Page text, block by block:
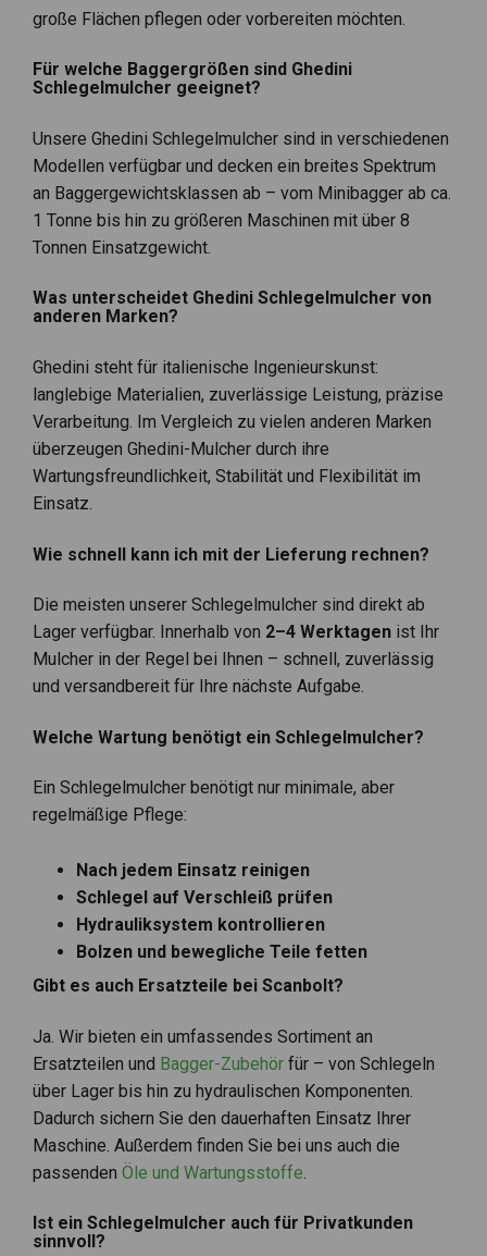
große Flächen pflegen oder vorbereiten möchten.
Für welche Baggergrößen sind Ghedini
Schlegelmulcher geeignet?
Unsere Ghedini Schlegelmulcher sind in verschiedenen
Modellen verfügbar und decken ein breites Spektrum
an Baggergewichtsklassen ab – vom Minibagger ab ca.
1 Tonne bis hin zu größeren Maschinen mit über 8
Tonnen Einsatzgewicht.
Was unterscheidet Ghedini Schlegelmulcher von
anderen Marken?
Ghedini steht für italienische Ingenieurskunst:
langlebige Materialien, zuverlässige Leistung, präzise
Verarbeitung. Im Vergleich zu vielen anderen Marken
überzeugen Ghedini-Mulcher durch ihre
Wartungsfreundlichkeit, Stabilität und Flexibilität im
Einsatz.
Wie schnell kann ich mit der Lieferung rechnen?
Die meisten unserer Schlegelmulcher sind direkt ab
Lager verfügbar. Innerhalb von 2–4 Werktagen ist Ihr
Mulcher in der Regel bei Ihnen – schnell, zuverlässig
und versandbereit für Ihre nächste Aufgabe.
Welche Wartung benötigt ein Schlegelmulcher?
Ein Schlegelmulcher benötigt nur minimale, aber
regelmäßige Pflege:
Nach jedem Einsatz reinigen
Schlegel auf Verschleiß prüfen
Hydrauliksystem kontrollieren
Bolzen und bewegliche Teile fetten
Gibt es auch Ersatzteile bei Scanbolt?
Ja. Wir bieten ein umfassendes Sortiment an
Ersatzteilen und Bagger-Zubehör für – von Schlegeln
über Lager bis hin zu hydraulischen Komponenten.
Dadurch sichern Sie den dauerhaften Einsatz Ihrer
Maschine. Außerdem finden Sie bei uns auch die
passenden Öle und Wartungsstoffe
Ist ein Schlegelmulcher auch für Privatkunden
sinnvoll?